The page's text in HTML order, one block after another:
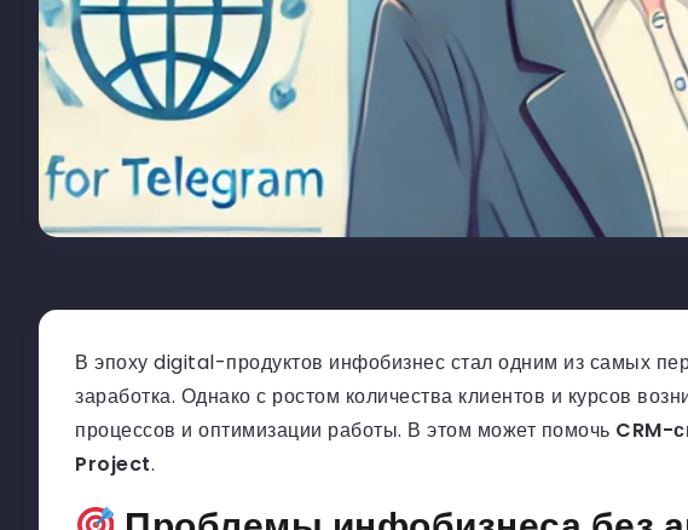
В эпоху digital-продуктов инфобизнес стал одним из самых
заработка. Однако с ростом количества клиентов и курсов
процессов и оптимизации работы. В этом может помочь CRM-
Project.